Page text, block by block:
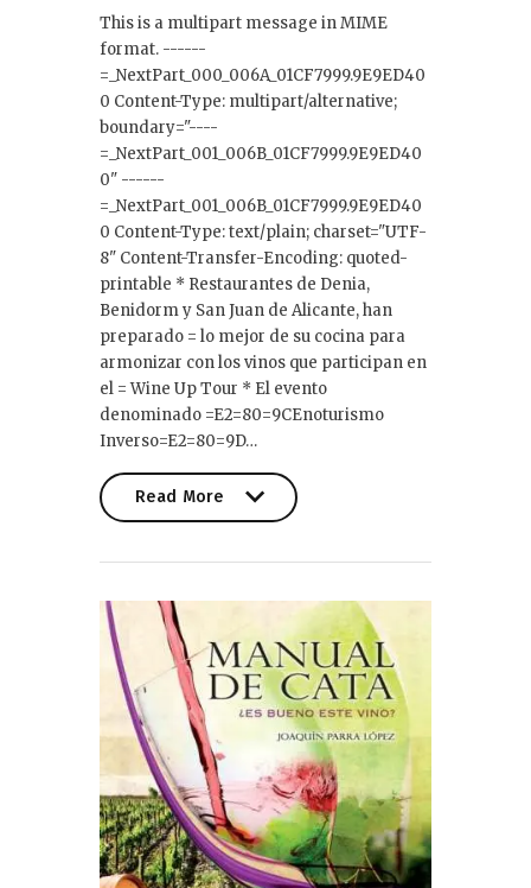
This is a multipart message in MIME
format. ------
=_NextPart_000_006A_01CF7999.9E9ED40
0 Content-Type: multipart/alternative;
boundary="----
=_NextPart_001_006B_01CF7999.9E9ED40
0" ------
=_NextPart_001_006B_01CF7999.9E9ED40
0 Content-Type: text/plain; charset="UTF-
8" Content-Transfer-Encoding: quoted-
printable * Restaurantes de Denia,
Benidorm y San Juan de Alicante, han
preparado = lo mejor de su cocina para
armonizar con los vinos que participan en
el = Wine Up Tour * El evento
denominado =E2=80=9CEnoturismo
Inverso=E2=80=9D…
Read More